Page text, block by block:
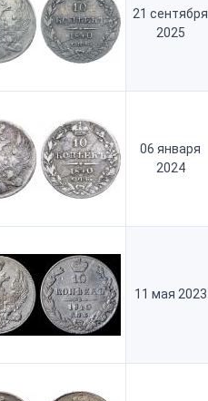
21 сентября
2025
06 января
2024
11 мая 2023